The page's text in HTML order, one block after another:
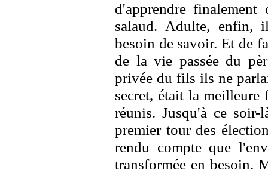
d'apprendre
salaud. Adulte,
besoin de savoir. Et de
de la vie passée du
privée du fils ils ne
secret, était la
réunis. Jusqu'à ce soir-
premier tour des
rendu compte que
transformée en besoin.